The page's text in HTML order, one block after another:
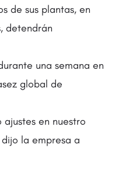
de sus plantas, en
detendrán
una semana en
global de
en nuestro
la empresa a